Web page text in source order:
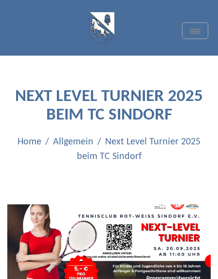
Toggle
TC BLAU-WEISS
E.V.
NEXT LEVEL TURNIER 2025
BEIM TC SINDORF
Home Allgemein
Next Level Turnier 2025
beim TC Sindorf